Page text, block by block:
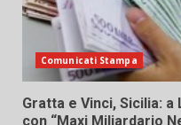
Comunicati Stampa
Gratta e Vinci, Sicilia:
con “Maxi Miliardario